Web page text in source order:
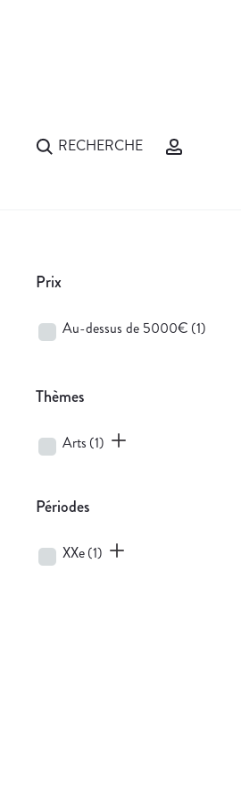
RECHERCHE
Prix
Au-dessus de 5000€ (1)
Thèmes
Arts (1)
Périodes
XXe(1)